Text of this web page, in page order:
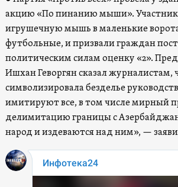
акцию «По пинанию мыши».
игрушечную мышь в маленькие
футбольные, и призвали граждан
политическим силам оценку «2».
Ишхан Геворгян сказал журналистам,
символизировала безделье
имитируют все, в том числе мирный
делимитацию границы с
народ и издеваются над ним», —